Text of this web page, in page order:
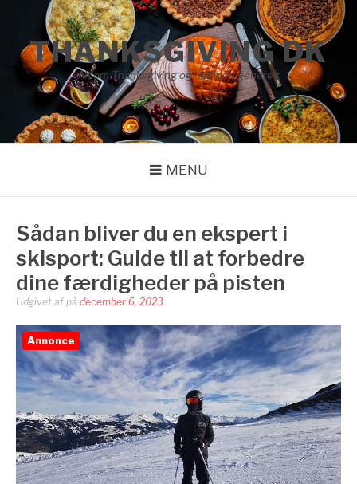
indholdTHANKSGIVING DK
Alt om Thanksgiving og højtiden generelt
MENU
Sådan bliver du en ekspert i
skisport: Guide til at forbedre
dine færdigheder på pisten
Udgivet af på december 6, 2023
Annonce